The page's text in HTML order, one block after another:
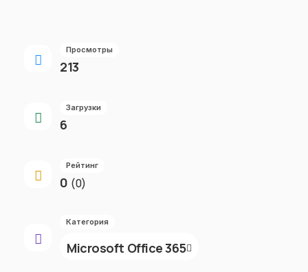
Просмотры
213
Загрузки
6
Рейтинг
0 (0)
Категория
Microsoft Office 365